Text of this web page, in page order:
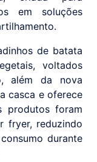
em soluções
de batata
voltados
além da nova
casca e oferece
produtos foram
fryer, reduzindo
durante